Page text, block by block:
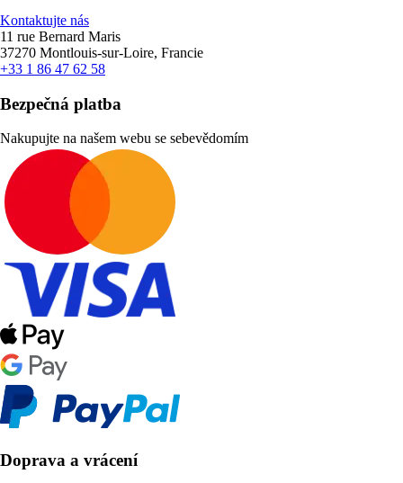
Kontaktujte nás
11 rue Bernard Maris
37270 Montlouis-sur-Loire, Francie
+33 1 86 47 62 58
Bezpečná platba
Nakupujte na našem webu se sebevědomím
Doprava a vrácení